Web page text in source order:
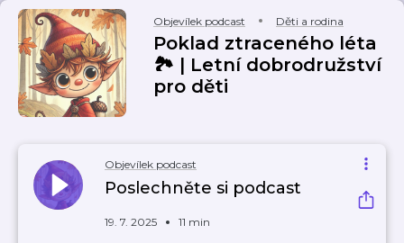
Objevílek podcast Děti a rodina
Poklad ztraceného léta
🏞 | Letní dobrodružství
pro děti
Objevílek podcast
Poslechněte si podcast
19. 7. 2025 11 min